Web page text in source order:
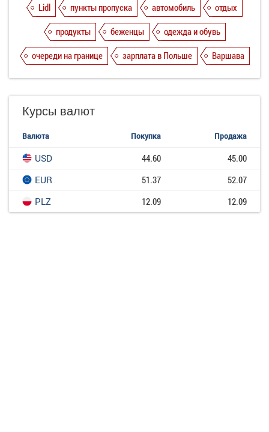
Lidl
пункты пропуска автомобиль
отдых
продукты
беженцы
одежда и обувь
очереди на границе
зарплата в Польше Варшава
Курсы валют
Валюта Покупка Продажа
USD 44.60
45.00
EUR
51.37
52.07
PLZ
12.09 12.09